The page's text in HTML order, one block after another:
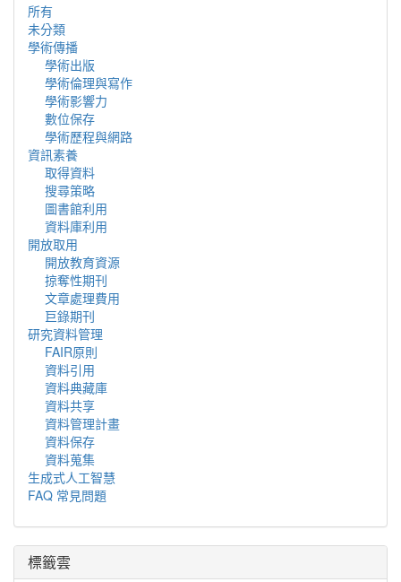
所有
未分類
學術傳播
學術出版
學術倫理與寫作
學術影響力
數位保存
學術歷程與網路
資訊素養
取得資料
搜尋策略
圖書館利用
資料庫利用
開放取用
開放教育資源
掠奪性期刊
文章處理費用
巨錄期刊
研究資料管理
FAIR原則
資料引用
資料典藏庫
資料共享
資料管理計畫
資料保存
資料蒐集
生成式人工智慧
FAQ 常見問題
標籤雲